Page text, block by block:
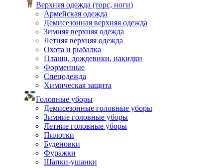
Верхняя одежда (торс, ноги)
Армейская одежда
Демисезонная верхняя одежда
Зимняя верхняя одежда
Летняя верхняя одежда
Охота и рыбалка
Плащи, дождевики, накидки
Форменные
Спецодежда
Химическая защита
Головные уборы
Демисезонные головные уборы
Зимние головные уборы
Летние головные уборы
Пилотки
Буденовки
Фуражки
Шапки-ушанки